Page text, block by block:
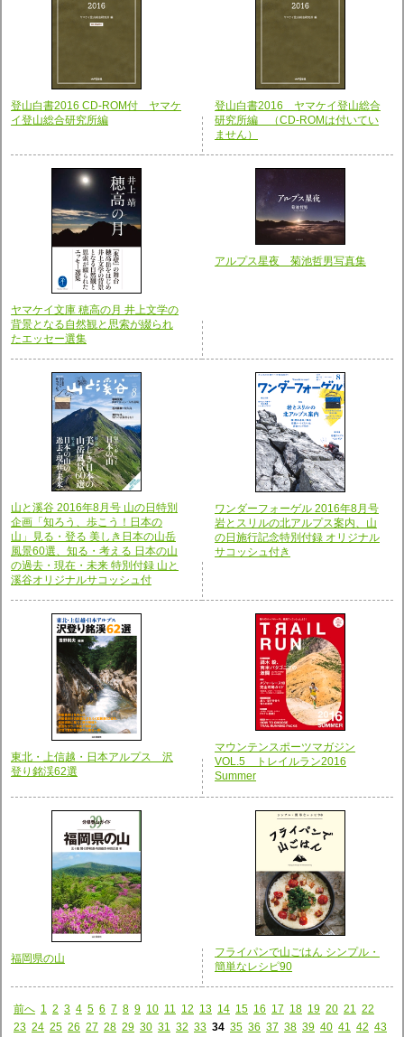
登山白書2016 CD-ROM付 ヤマケ
イ登山総合研究所編
登山白書2016 ヤマケイ登山総合
研究所編 （CD-ROMは付いてい
ません）
ヤマケイ文庫 穂高の月 井上文学の
背景となる自然観と思索が綴られ
たエッセー選集
アルプス星夜 菊池哲男写真集
山と溪谷 2016年8月号 山の日特別
企画「知ろう、歩こう！日本の
山」見る・登る 美しき日本の山岳
風景60選、知る・考える 日本の山
の過去・現在・未来 特別付録 山と
溪谷オリジナルサコッシュ付
ワンダーフォーゲル 2016年8月号
岩とスリルの北アルプス案内、山
の日施行記念特別付録 オリジナル
サコッシュ付き
東北・上信越・日本アルプス 沢
登り銘渓62選
マウンテンスポーツマガジン
VOL.5 トレイルラン2016
Summer
福岡県の山
フライパンで山ごはん シンプル・
簡単なレシピ90
前へ 1 2 3 4 5 6 7 8 9 10 11 12 13 14 15 16 17 18 19 20 21
22
23 24 25 26 27 28 29 30 31 32 33 34 35 36 37 38 39 40 41 42 43